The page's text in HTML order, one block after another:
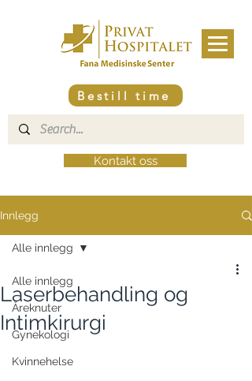
Bestill time
Kontakt oss
Innlegg
Alle innlegg
Åreknuter
Gynekologi
Kvinnehelse
Alle innlegg
Laserbehandling og
Intimkirurgi